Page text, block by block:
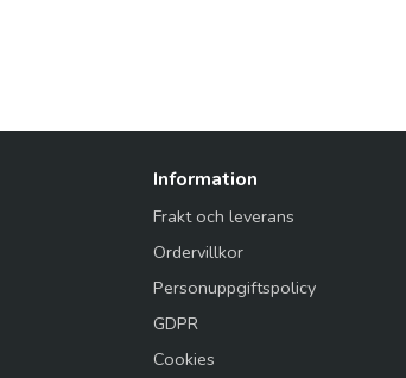
Information
Frakt och leverans
Ordervillkor
Personuppgiftspolicy
GDPR
Cookies